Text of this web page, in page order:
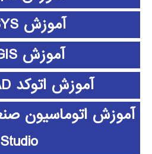
آموزش ANSYS
آموزش ArcGIS
آموزش اتوکد AUTOCAD
Studio